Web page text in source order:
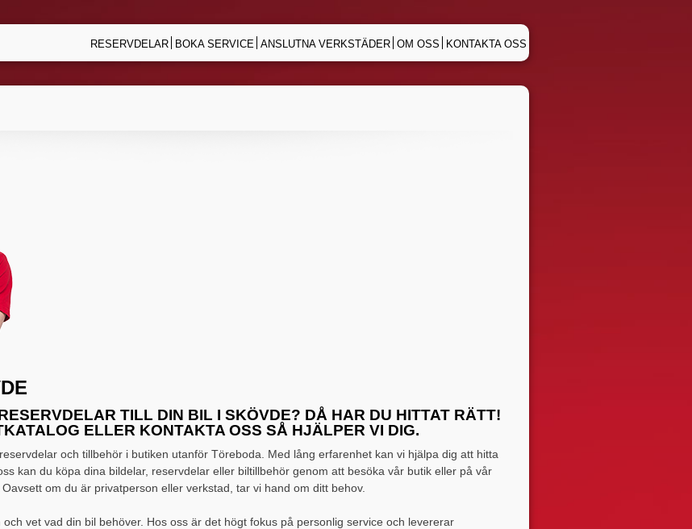
RESERVDELAR BOKA SERVICE ANSLUTNA VERKSTÄDER OM OSS KONTAKTA OSS
TILL DIN BIL I SKÖVDE? DÅ HAR DU HITTAT RÄTT!
ELLER KONTAKTA OSS SÅ HJÄLPER VI DIG.
och tillbehör i butiken utanför Töreboda. Med lång erfarenhet kan vi hjälpa dig att hitta
kan du köpa dina bildelar, reservdelar eller biltillbehör genom att besöka vår butik eller på vår
om du är privatperson eller verkstad, tar vi hand om ditt behov.
vet vad din bil behöver. Hos oss är det högt fokus på personlig service och levererar